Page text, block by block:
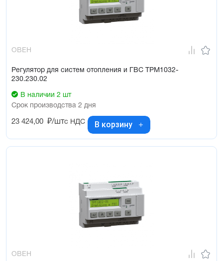
ОВЕН
Регулятор для систем отопления и ГВС ТРМ1032-
230.230.02
В наличии 2 шт
Срок производства 2 дня
23 424,00 ₽/штс НДС В корзину
ОВЕН